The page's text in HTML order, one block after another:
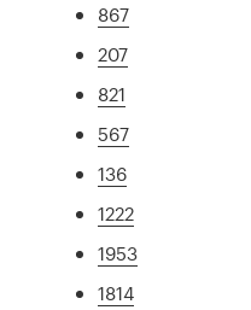
867
207
821
567
136
1222
1953
1814